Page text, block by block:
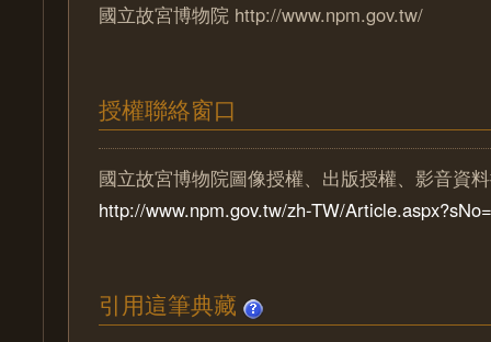
國立故宮博物院 http://www.npm.gov.tw/
授權聯絡窗口
國立故宮博物院圖像授權、出版授權、影音資
http://www.npm.gov.tw/zh-TW/
引用這筆典藏